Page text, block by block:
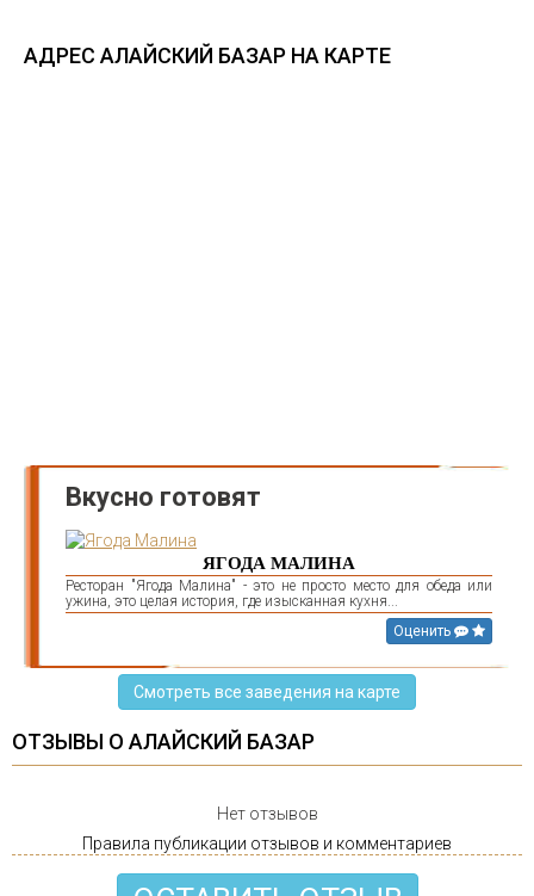
АДРЕС АЛАЙСКИЙ БАЗАР НА КАРТЕ
Вкусно готовят
ЯГОДА МАЛИНА
Ресторан "Ягода Малина" - это не просто место для обеда или
ужина, это целая история, где изысканная кухня...
Оценить
Смотреть все заведения на карте
ОТЗЫВЫ О АЛАЙСКИЙ БАЗАР
Нет отзывов
Правила публикации отзывов и комментариев